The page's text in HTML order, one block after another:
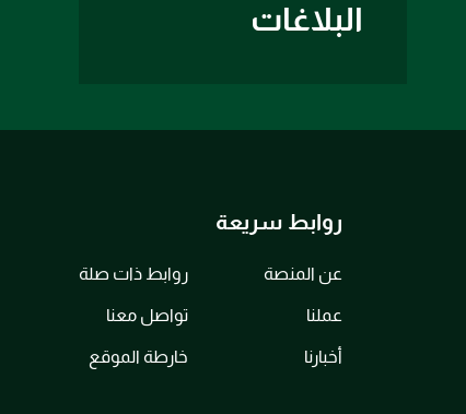
البلاغات
روابط سريعة
عن المنصة
عملنا
أخبارنا
روابط ذات صلة
تواصل معنا
خارطة الموقع